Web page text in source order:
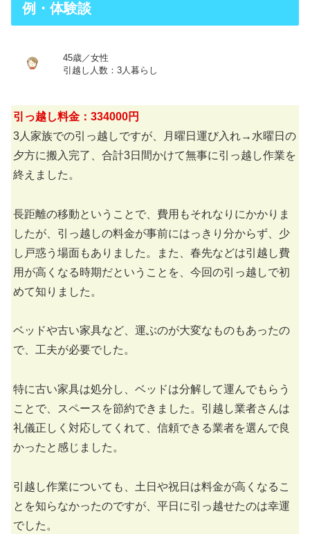
例・体験談
45歳／女性
引越し人数：3人暮らし
引っ越し料金：334000円
3人家族での引っ越しですが、月曜日運び入れ→水曜日の
夕方に搬入完了、合計3日間かけて無事に引っ越し作業を
終えました。
長距離の移動ということで、費用もそれなりにかかりま
したが、引っ越しの料金が事前にはっきり分からず、少
し戸惑う場面もありました。また、春先などは引越し費
用が高くなる時期だということを、今回の引っ越しで初
めて知りました。
ベッドや古い家具など、運ぶのが大変なものもあったの
で、工夫が必要でした。
特に古い家具は処分し、ベッドは分解して運んでもらう
ことで、スペースを節約できました。引越し業者さんは
礼儀正しく対応してくれて、信頼できる業者を選んで良
かったと感じました。
引越し作業についても、土日や祝日は料金が高くなるこ
とを知らなかったのですが、平日に引っ越せたのは幸運
でした。